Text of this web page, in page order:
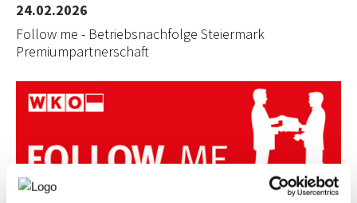
DAS INGENIEURBÜRO
INTERESSEN­VERTRETUNG
24.02.2026
Follow me - Betriebsnachfolge Steiermark
Premiumpartnerschaft